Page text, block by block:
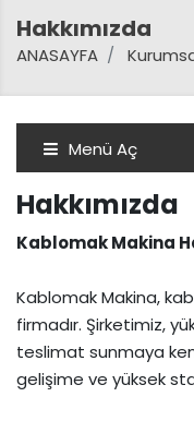
Hakkımızda
ANASAYFA
Menü Aç
Hakkımızda
Kablomak Makina
Kablomak Makina,
firmadır. Şirketimiz,
teslimat sunmaya
gelişime ve yüksek